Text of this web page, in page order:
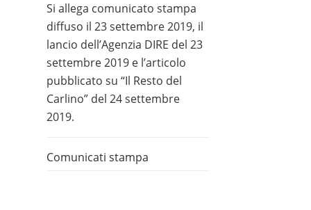
Si allega comunicato stampa
diffuso il 23 settembre 2019, il
lancio dell’Agenzia DIRE del 23
settembre 2019 e l’articolo
pubblicato su “Il Resto del
Carlino” del 24 settembre
2019.
Comunicati stampa